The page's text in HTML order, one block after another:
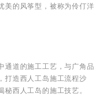
美的风筝型，被称为伶仃洋
通道的施工工艺，与广角品
打造西人工岛施工流程沙
西人工岛的施工技艺。